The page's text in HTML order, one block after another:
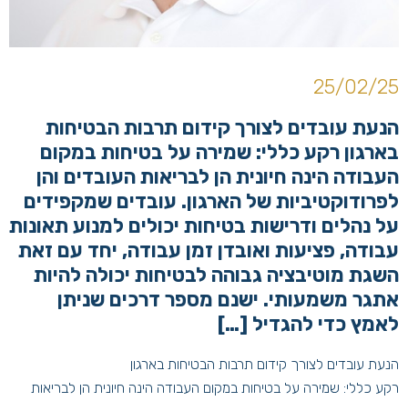
25/02/25
הנעת עובדים לצורך קידום תרבות הבטיחות
בארגון רקע כללי: שמירה על בטיחות במקום
העבודה הינה חיונית הן לבריאות העובדים והן
לפרודוקטיביות של הארגון. עובדים שמקפידים
על נהלים ודרישות בטיחות יכולים למנוע תאונות
עבודה, פציעות ואובדן זמן עבודה, יחד עם זאת
השגת מוטיבציה גבוהה לבטיחות יכולה להיות
אתגר משמעותי. ישנם מספר דרכים שניתן
לאמץ כדי להגדיל […]
הנעת עובדים לצורך קידום תרבות הבטיחות בארגון
רקע כללי: שמירה על בטיחות במקום העבודה הינה חיונית הן לבריאות